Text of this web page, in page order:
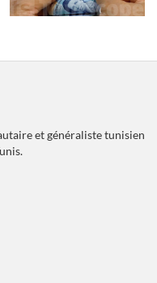
et généraliste tunisien